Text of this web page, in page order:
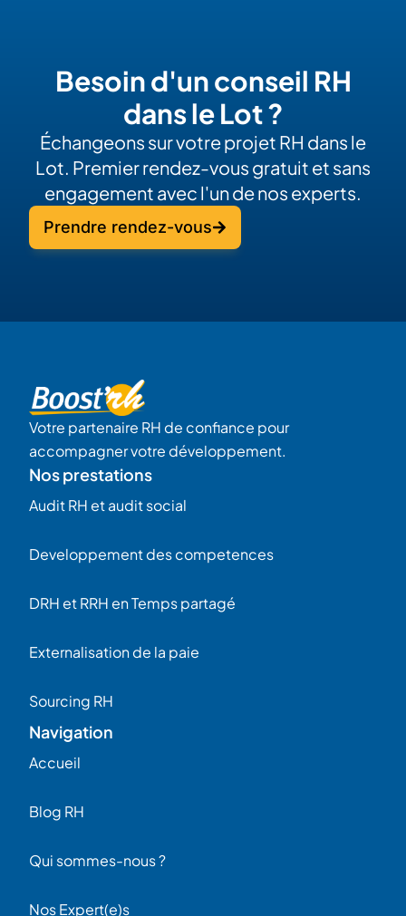
Besoin d'un conseil RH
dans le Lot ?
Échangeons sur votre projet RH dans le
Lot. Premier rendez-vous gratuit et sans
engagement avec l'un de nos experts.
Prendre rendez-vous
Votre partenaire RH de confiance pour
accompagner votre développement.
Nos prestations
Audit RH et audit social
Developpement des competences
DRH et RRH en Temps partagé
Externalisation de la paie
Sourcing RH
Navigation
Accueil
Blog RH
Qui sommes-nous ?
Nos Expert(e)s